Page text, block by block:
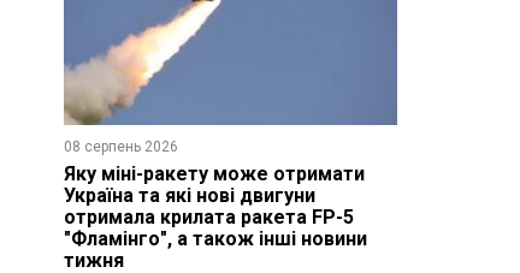
08 серпень 2026
Яку міні-ракету може отримати
Україна та які нові двигуни
отримала крилата ракета FP-5
"Фламінго", а також інші новини
тижня